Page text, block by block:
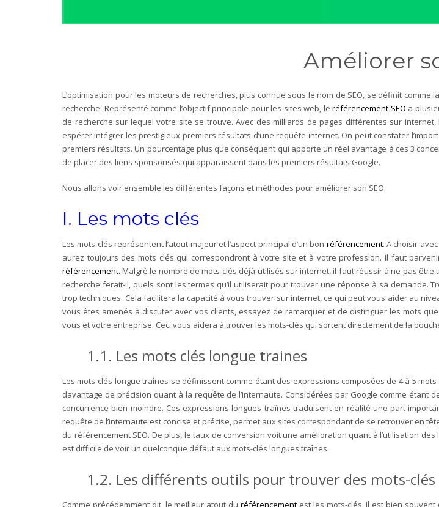
Améliorer
L’optimisation pour les moteurs de recherches, plus connue sous le nom de SEO, se définit
recherche. Représenté comme l’objectif principale pour les sites web, leréférencement SEO a
de recherche sur lequel votre site se trouve. Avec des milliards de pages différentes sur
espérer intégrer les prestigieux premiers résultats d’une requête internet. On peut constater
premiers résultats. Un pourcentage plus que conséquent qui apporte un réel avantage à ces 3
de placer des liens sponsorisés qui apparaissent dans les premiers résultats Google.
Nous allons voir ensemble les différentes façons et méthodes pour améliorer son SEO.
I. Les mots clés
Les mots clés représentent l’atout majeur et l’aspect principal d’un bon référencement. A choisir
aurez toujours des mots clés qui correspondront à votre site et à votre profession. Il faut
référencement. Malgré le nombre de mots-clés déjà utilisés sur internet, il faut réussir à ne pas
recherche ferait-il, quels sont les termes qu’il utiliserait pour trouver une réponse à sa demande.
trop techniques. Cela facilitera la capacité à vous trouver sur internet, ce qui peut vous aider au
vous êtes amenés à discuter avec vos clients, essayez de remarquer et de distinguer les mots
vous et votre entreprise. Ceci vous aidera à trouver les mots-clés qui sortent directement de la
1.1. Les mots clés longue traines
Les mots-clés longue traînes se définissent comme étant des expressions composées de 4 à 5
davantage de précision quant à la requête de l’internaute. Considérées par Google comme
concurrence bien moindre. Ces expressions longues traînes traduisent en réalité une part
requête de l’internaute est concise et précise, permet aux sites correspondant de se retrouver en
du référencement SEO. De plus, le taux de conversion voit une amélioration quant à l’utilisation
est difficile de voir un quelconque défaut aux mots-clés longues traînes.
1.2. Les différents outils pour trouver des mots-clés
Comme précédemment dit, le meilleur atout du référencementest les mots-clés. Il est bien souvent